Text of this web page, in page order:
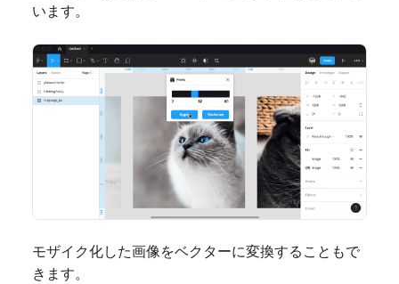
います。
モザイク化した画像をベクターに変換することもで
きます。